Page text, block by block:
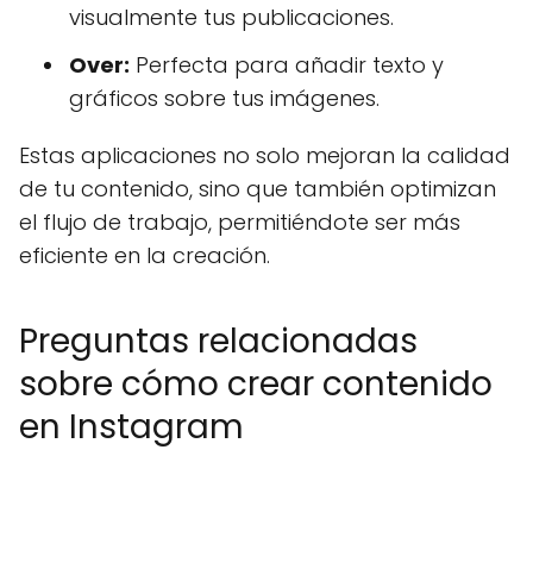
visualmente tus publicaciones.
Over: Perfecta para añadir texto y
gráficos sobre tus imágenes.
Estas aplicaciones no solo mejoran la calidad
de tu contenido, sino que también optimizan
el flujo de trabajo, permitiéndote ser más
eficiente en la creación.
Preguntas relacionadas
sobre cómo crear contenido
en Instagram